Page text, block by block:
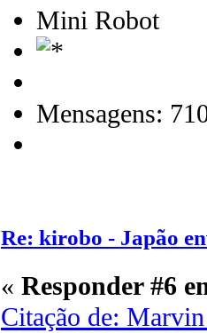
Mini Robot
Mensagens:
Re: kirobo - Japão
« Responder #6
Citação de: